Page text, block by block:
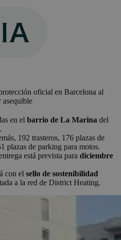
oficial en Barcelona al
asequible
en elbarrio de La Marina del
192 trasteros, 176 plazas de
plazas de parking para motos.
está prevista paradiciembre
con elsello de sostenibilidad
a la red de District Heating.